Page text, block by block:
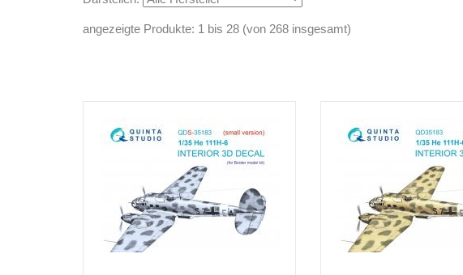
angezeigte Produkte: 1 bis 28 (von 268 insgesamt)